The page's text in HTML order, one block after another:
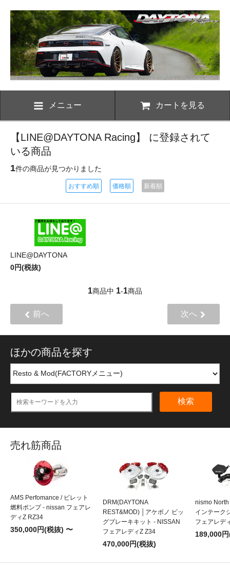
メニュー カートを見る
【LINE@DAYTONA Racing】 に登録されて
いる商品
1件の商品が見つかりました
おすすめ順 価格順 新着順
LINE@DAYTONA
0円(税抜)
1商品中 1-1商品
前へ 次へ
ほかの商品を探す
検索
売れ筋商品
AMS Perfomance / ビレット
燃料ポンプ - nissan フェアレ
ディZ RZ34
350,000円(税抜) 〜
DRM(DAYTONA
REST&MOD) │アケボノ ビッ
グブレーキキット - NISSAN
フェアレディZ Z34
470,000円(税抜)
nismo
インテーク
フェアレデ
189,000